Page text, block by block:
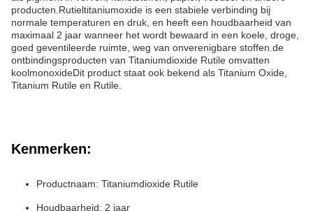
producten.Rutieltitaniumoxide is een stabiele verbinding bij
normale temperaturen en druk, en heeft een houdbaarheid van
maximaal 2 jaar wanneer het wordt bewaard in een koele, droge,
goed geventileerde ruimte, weg van onverenigbare stoffen.de
ontbindingsproducten van Titaniumdioxide Rutile omvatten
koolmonoxideDit product staat ook bekend als Titanium Oxide,
Titanium Rutile en Rutile.
Kenmerken:
Productnaam: Titaniumdioxide Rutile
Houdbaarheid: 2 jaar